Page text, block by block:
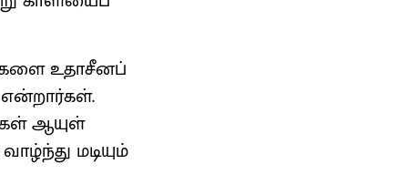
உதாசீனப்​
ஆயுள்
மடியும்​